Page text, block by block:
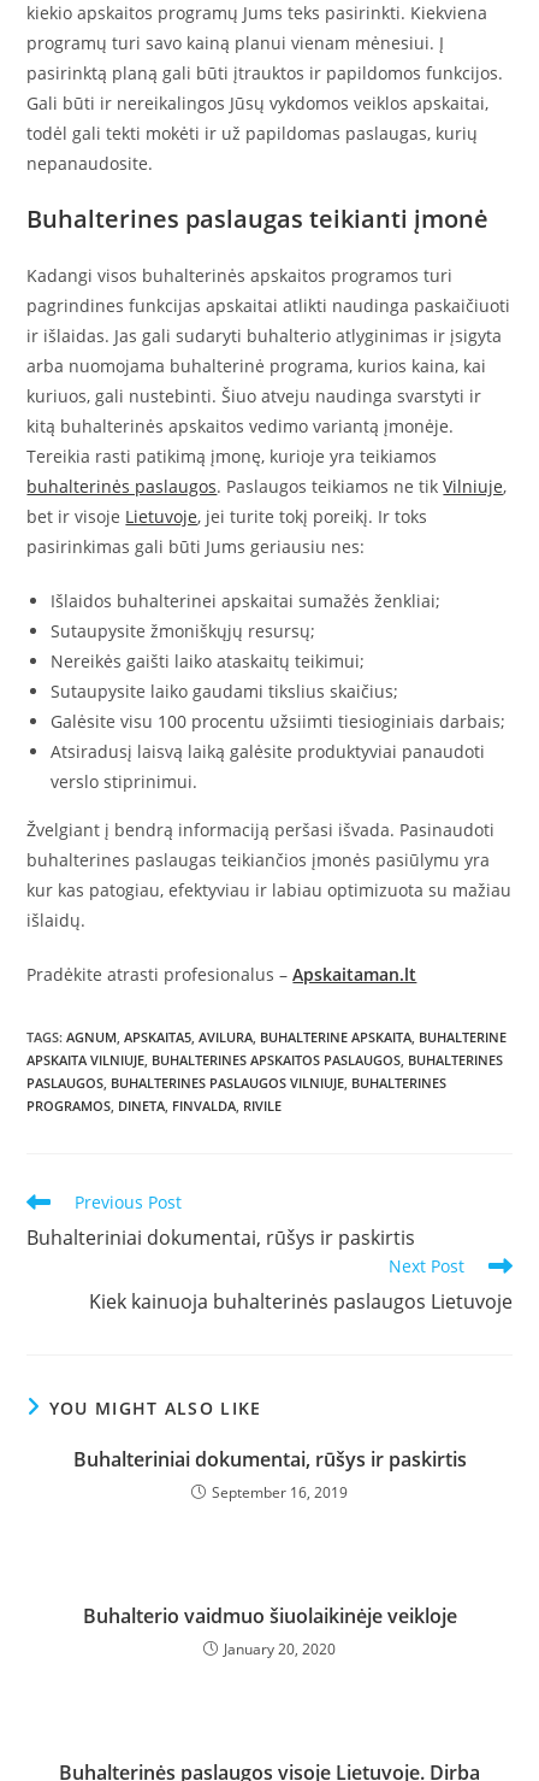
kiekio apskaitos programų Jums teks pasirinkti. Kiekviena
programų turi savo kainą planui vienam mėnesiui. Į
pasirinktą planą gali būti įtrauktos ir papildomos funkcijos.
Gali būti ir nereikalingos Jūsų vykdomos veiklos apskaitai,
todėl gali tekti mokėti ir už papildomas paslaugas, kurių
nepanaudosite.
Buhalterines paslaugas teikianti įmonė
Kadangi visos buhalterinės apskaitos programos turi
pagrindines funkcijas apskaitai atlikti naudinga paskaičiuoti
ir išlaidas. Jas gali sudaryti buhalterio atlyginimas ir įsigyta
arba nuomojama buhalterinė programa, kurios kaina, kai
kuriuos, gali nustebinti. Šiuo atveju naudinga svarstyti ir
kitą buhalterinės apskaitos vedimo variantą įmonėje.
Tereikia rasti patikimą įmonę, kurioje yra teikiamos
buhalterinės paslaugos. Paslaugos teikiamos ne tikVilniuje,
bet ir visoje Lietuvoje, jei turite tokį poreikį. Ir toks
pasirinkimas gali būti Jums geriausiu nes:
Išlaidos buhalterinei apskaitai sumažės ženkliai;
Sutaupysite žmoniškųjų resursų;
Nereikės gaišti laiko ataskaitų teikimui;
Sutaupysite laiko gaudami tikslius skaičius;
Galėsite visu 100 procentu užsiimti tiesioginiais darbais;
Atsiradusį laisvą laiką galėsite produktyviai panaudoti
verslo stiprinimui.
Žvelgiant į bendrą informaciją peršasi išvada. Pasinaudoti
buhalterines paslaugas teikiančios įmonės pasiūlymu yra
kur kas patogiau, efektyviau ir labiau optimizuota su mažiau
išlaidų.
Pradėkite atrasti profesionalus –Apskaitaman.lt
TAGS:AGNUM, APSKAITA5, AVILURA, BUHALTERINE APSKAITA, BUHALTERINE
APSKAITA VILNIUJE, BUHALTERINES APSKAITOS PASLAUGOS, BUHALTERINES
PASLAUGOS, BUHALTERINES PASLAUGOS VILNIUJE, BUHALTERINES
PROGRAMOS, DINETA, FINVALDA, RIVILE
Read
more
articles
Previous Post
Buhalteriniai dokumentai, rūšys ir paskirtis
Next Post
Kiek kainuoja buhalterinės paslaugos Lietuvoje
YOU MIGHT ALSO LIKE
Buhalteriniai dokumentai, rūšys ir paskirtis
September 16, 2019
Buhalterio vaidmuo šiuolaikinėje veikloje
January 20, 2020
Buhalterinės paslaugos visoje Lietuvoje. Dirba